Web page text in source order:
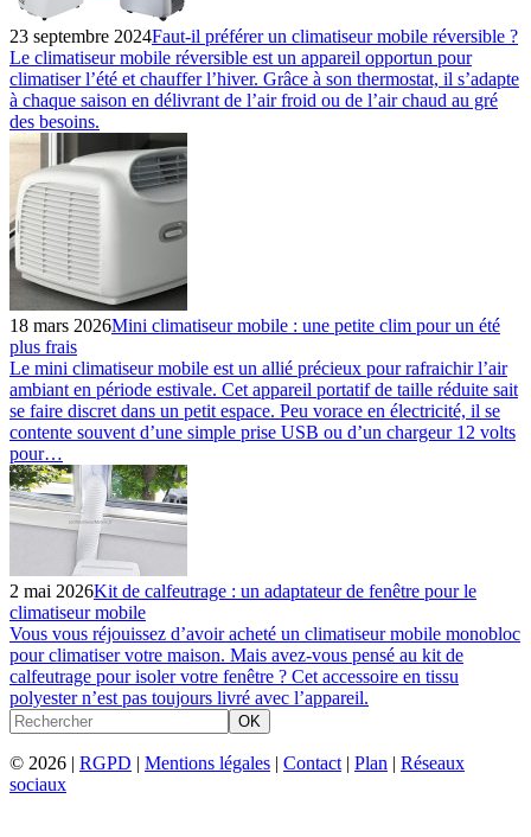
23 septembre 2024Faut-il préférer un climatiseur mobile réversible ?
Le climatiseur mobile réversible est un appareil opportun pour
climatiser l’été et chauffer l’hiver. Grâce à son thermostat, il s’adapte
à chaque saison en délivrant de l’air froid ou de l’air chaud au gré
des besoins.
18 mars 2026Mini climatiseur mobile : une petite clim pour un été
plus frais
Le mini climatiseur mobile est un allié précieux pour rafraichir l’air
ambiant en période estivale. Cet appareil portatif de taille réduite sait
se faire discret dans un petit espace. Peu vorace en électricité, il se
contente souvent d’une simple prise USB ou d’un chargeur 12 volts
pour…
2 mai 2026Kit de calfeutrage : un adaptateur de fenêtre pour le
climatiseur mobile
Vous vous réjouissez d’avoir acheté un climatiseur mobile monobloc
pour climatiser votre maison. Mais avez-vous pensé au kit de
calfeutrage pour isoler votre fenêtre ? Cet accessoire en tissu
polyester n’est pas toujours livré avec l’appareil.
OK
© 2026 | RGPD | Mentions légales | Contact | Plan | Réseaux
sociaux